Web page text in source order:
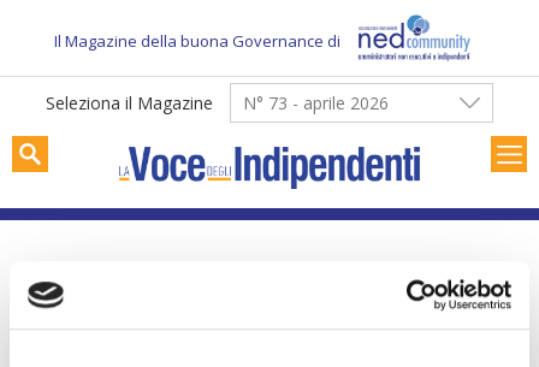
content
Il Magazine della buona Governance di
Seleziona il Magazine N° 73 - aprile 2026
Tag: risiko bancario